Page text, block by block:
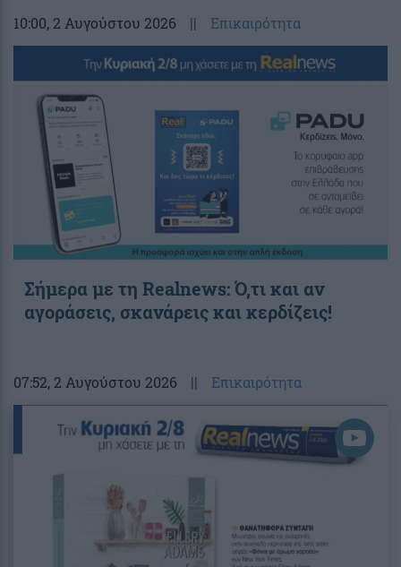
10:00, 2 Αυγούστου 2026 || Επικαιρότητα
Σήμερα με τη Realnews: Ό,τι και αν
αγοράσεις, σκανάρεις και κερδίζεις!
07:52, 2 Αυγούστου 2026 || Επικαιρότητα